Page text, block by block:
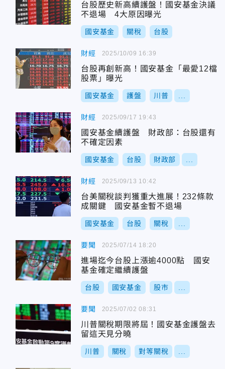
台股歷史新高續護盤！國安基金決議
不退場 4大原因曝光
國安基金 關稅 台股
財經
台股再創新高！國安基金「最愛12檔
股票」曝光
國安基金 護盤 川普
2025/10/09 16:39
財經
國安基金續護盤 財政部：台股還有
不確定因素
國安基金 台股 財政部
2025/09/17 19:43
財經
台美關稅談判獲重大進展！232條款
成關鍵 國安基金暫不退場
國安基金 台股 關稅
2025/09/13 10:42
要聞
進場迄今台股上漲逾4000點 國安
基金確定繼續護盤
台股 國安基金 股市
2025/07/14 18:20
要聞
川普關稅期限將屆！國安基金護盤去
留這天見分曉
川普 關稅 對等關稅
2025/07/02 08:31